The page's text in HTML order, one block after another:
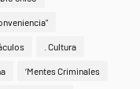
. Cultura
‘Mentes Criminales